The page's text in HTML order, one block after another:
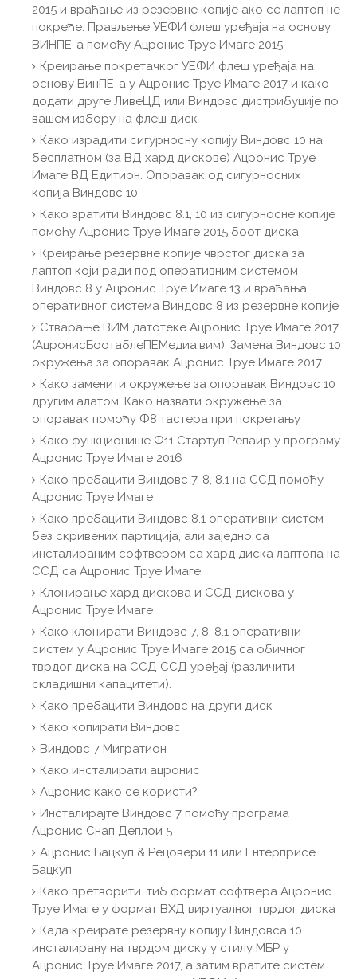
2015 и враћање из резервне копије ако се лаптоп не
покреће. Прављење УЕФИ флеш уређаја на основу
ВИНПЕ-а помоћу Ацронис Труе Имаге 2015
Креирање покретачког УЕФИ флеш уређаја на
основу ВинПЕ-а у Ацронис Труе Имаге 2017 и како
додати друге ЛивеЦД или Виндовс дистрибуције по
вашем избору на флеш диск
Како израдити сигурносну копију Виндовс 10 на
бесплатном (за ВД хард дискове) Ацронис Труе
Имаге ВД Едитион. Опоравак од сигурносних
копија Виндовс 10
Како вратити Виндовс 8.1, 10 из сигурносне копије
помоћу Ацронис Труе Имаге 2015 боот диска
Креирање резервне копије чврстог диска за
лаптоп који ради под оперативним системом
Виндовс 8 у Ацронис Труе Имаге 13 и враћања
оперативног система Виндовс 8 из резервне копије
Стварање ВИМ датотеке Ацронис Труе Имаге 2017
(АцронисБоотаблеПЕМедиа.вим). Замена Виндовс 10
окружења за опоравак Ацронис Труе Имаге 2017
Како заменити окружење за опоравак Виндовс 10
другим алатом. Како назвати окружење за
опоравак помоћу Ф8 тастера при покретању
Како функционише Ф11 Стартуп Репаир у програму
Ацронис Труе Имаге 2016
Како пребацити Виндовс 7, 8, 8.1 на ССД помоћу
Ацронис Труе Имаге
Како пребацити Виндовс 8.1 оперативни систем
без скривених партиција, али заједно са
инсталираним софтвером са хард диска лаптопа на
ССД са Ацронис Труе Имаге.
Клонирање хард дискова и ССД дискова у
Ацронис Труе Имаге
Како клонирати Виндовс 7, 8, 8.1 оперативни
систем у Ацронис Труе Имаге 2015 са обичног
тврдог диска на ССД ССД уређај (различити
складишни капацитети).
Како пребацити Виндовс на други диск
Како копирати Виндовс
Виндовс 7 Мигратион
Како инсталирати ацронис
Ацронис како се користи?
Инсталирајте Виндовс 7 помоћу програма
Ацронис Снап Деплои 5
Ацронис Бацкуп & Рецовери 11 или Ентерприсе
Бацкуп
Како претворити .тиб формат софтвера Ацронис
Труе Имаге у формат ВХД виртуалног тврдог диска
Када креирате резервну копију Виндовса 10
инсталирану на тврдом диску у стилу МБР у
Ацронис Труе Имаге 2017, а затим вратите систем